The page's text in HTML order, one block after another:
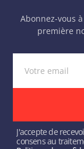
Abonnez-vous
première
J'accepte de
consens au